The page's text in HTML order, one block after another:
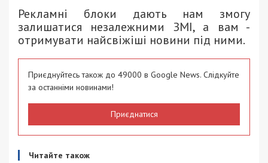
Рекламні блоки дають нам змогу
залишатися незалежними ЗМІ, а вам -
отримувати найсвіжіші новини під ними.
Приєднуйтесь також до 49000 в Google News. Слідкуйте
за останніми новинами!
Приєднатися
Читайте також